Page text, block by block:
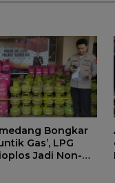
Bongkar
Gas’, LPG
Jadi Non-